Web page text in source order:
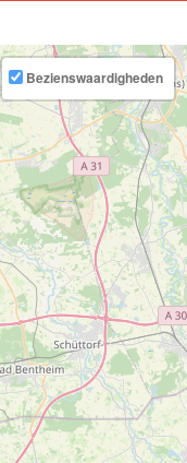
Bezienswaardigheden